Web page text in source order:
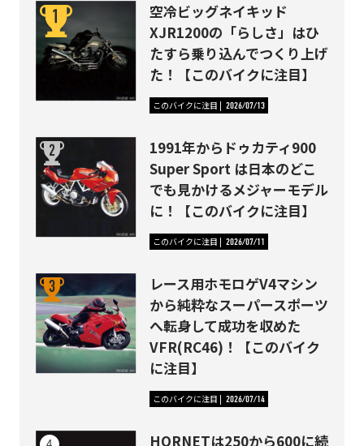
空冷ビッグネイキッド
XJR1200の「らしさ」はひ
たすら乗り込んでつくり上げ
た！【このバイクに注目】
このバイクに注目 2026/07/13
1991年からドゥカティ900
Super Sport は日本のどこ
でも見かけるメジャーモデル
に！【このバイクに注目】
このバイクに注目 2026/07/11
レース用ホモロゲV4マシン
から純粋なスーパースポーツ
へ転身して成功を収めた
VFR(RC46)！【このバイク
に注目】
このバイクに注目 2026/07/14
HORNETは250から600に続